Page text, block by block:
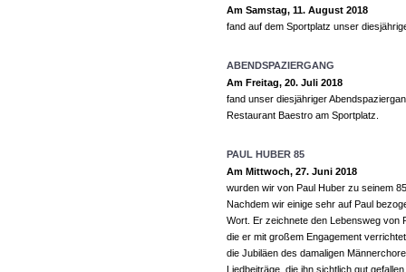
Am Samstag, 11. August 2018
fand auf dem Sportplatz unser
ABENDSPAZIERGANG
Am Freitag, 20. Juli 2018
fand unser diesjähriger
Restaurant Baestro am Sportplatz.
PAUL HUBER 85
Am Mittwoch, 27. Juni 2018
wurden wir von Paul Huber zu seinem
Nachdem wir einige sehr auf Paul
Wort. Er zeichnete den Lebensweg von
die er mit großem Engagement
die Jubiläen des damaligen
Liedbeiträge, die ihn sichtlich gut